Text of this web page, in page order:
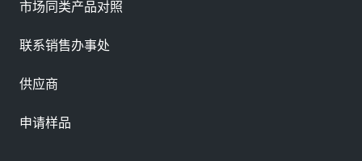
市场同类产品对照
联系销售办事处
供应商
申请样品